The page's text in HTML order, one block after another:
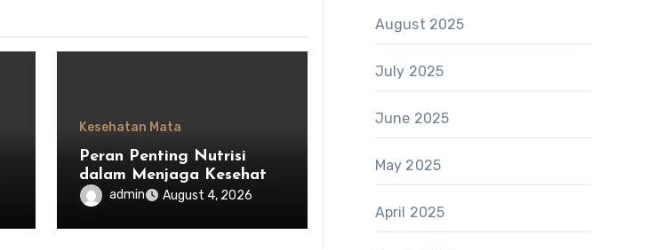
Kesehatan Mata
Peran Penting Nutrisi
dalam Menjaga Kesehatan
Mataadmin August 4, 2026
August 2025
July 2025
June 2025
May 2025
April 2025